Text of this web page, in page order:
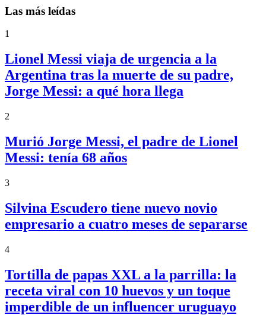
Las más leídas
1
Lionel Messi viaja de urgencia a la
Argentina tras la muerte de su padre,
Jorge Messi: a qué hora llega
2
Murió Jorge Messi, el padre de Lionel
Messi: tenía 68 años
3
Silvina Escudero tiene nuevo novio
empresario a cuatro meses de separarse
4
Tortilla de papas XXL a la parrilla: la
receta viral con 10 huevos y un toque
imperdible de un influencer uruguayo